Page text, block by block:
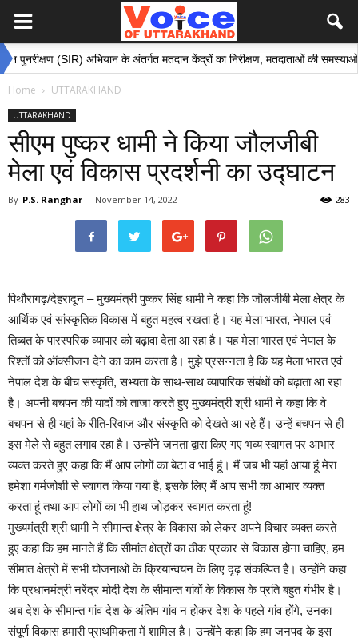
(SIR) अभियान के अंतर्गत मतदान केंद्रों का निरीक्षण, मतदाताओं की समस्याओं के
Home UTTARAKHAND
UTTARAKHAND
सीएम पुष्कर धामी ने किया जौलजीबी
मेला एवं विकास प्रदर्शनी का उद्घाटन
By P.S. Ranghar - November 14, 2022 283
पिथौरागढ़/देहरादून – मुख्यमंत्री पुष्कर सिंह धामी ने कहा कि जौलजीबी मेला क्षेत्र के
आर्थिक एवं सांस्कृतिक विकास में बहुत महत्व रखता है। यह मेला भारत, नेपाल एवं
तिब्बत के पारस्परिक व्यापार को बढ़ावा देता आ रहा है। यह मेला भारत एवं नेपाल के
रिश्तों को ऑक्सीजन देने का काम करता है। मुझे प्रसन्नता है कि यह मेला भारत एवं
नेपाल देश के बीच संस्कृति, सभ्यता के साथ-साथ व्यापारिक संबंधों को बढ़ाता आ रहा
है। अपनी बचपन की यादों को ताजा करते हुए मुख्यमंत्री श्री धामी ने कहा कि वे
बचपन से ही यहां के रीति-रिवाज और संस्कृति को देखते आ रहे हैं। उन्हें बचपन से ही
इस मेले से बहुत लगाव रहा है। उन्होंने जनता द्वारा किए गए भव्य स्वागत पर आभार
व्यक्त करते हुए कहा कि मैं आप लोगों का बेटा व भाई हूं। मैं जब भी यहां आया हूं मेरा
हमेशा गर्मजोशी से स्वागत किया गया है, इसके लिए मैं आप सभी का आभार व्यक्त
करता हूं तथा आप लोगों का भी हाथ जोड़कर स्वागत करता हूं!
मुख्यमंत्री श्री धामी ने सीमान्त क्षेत्र के विकास को लेकर अपने विचार व्यक्त करते
हुए कहा कि हम मानते हैं कि सीमांत क्षेत्रों का ठीक प्रकार से विकास होना चाहिए, हम
सीमांत क्षेत्रों में सभी योजनाओं के क्रियान्वयन के लिए दृढ़ संकल्पित है। उन्होंने कहा
कि प्रधानमंत्री नरेंद्र मोदी देश के सीमान्त गांवों के विकास के प्रति बहुत गंभीर है।
अब देश के सीमान्त गांव देश के अंतिम गांव न होकर देश के पहले गांव होंगे, उनका
संपूर्ण विकास हमारी प्राथमिकता में शामिल है। उन्होंने कहा कि हम जनपद के इस